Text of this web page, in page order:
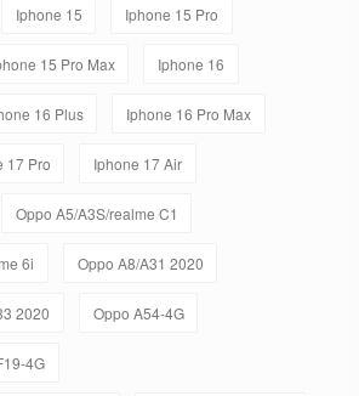
Iphone 15 Iphone 15 Pro
15 Pro Max Iphone 16
16 Plus Iphone 16 Pro Max
17 Pro Iphone 17 Air
Oppo A5/A3S/realme C1
6i Oppo A8/A31 2020
2020 Oppo A54-4G
4G